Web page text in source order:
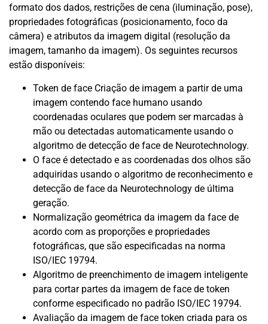
formato dos dados, restrições de cena (iluminação, pose),
propriedades fotográficas (posicionamento, foco da
câmera) e atributos da imagem digital (resolução da
imagem, tamanho da imagem). Os seguintes recursos
estão disponíveis:
Token de face Criação de imagem a partir de uma
imagem contendo face humano usando
coordenadas oculares que podem ser marcadas à
mão ou detectadas automaticamente usando o
algoritmo de detecção de face de Neurotechnology.
O face é detectado e as coordenadas dos olhos são
adquiridas usando o algoritmo de reconhecimento e
detecção de face da Neurotechnology de última
geração.
Normalização geométrica da imagem da face de
acordo com as proporções e propriedades
fotográficas, que são especificadas na norma
ISO/IEC 19794.
Algoritmo de preenchimento de imagem inteligente
para cortar partes da imagem de face de token
conforme especificado no padrão ISO/IEC 19794.
Avaliação da imagem de face token criada para os